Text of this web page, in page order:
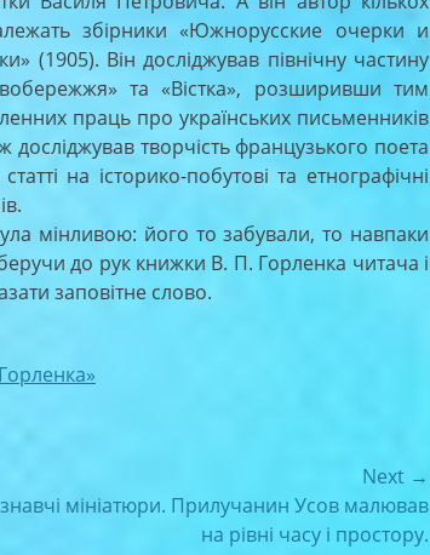
збірники «Южнорусские очерки и
(1905). Він досліджував північну частину
та «Вістка», розширивши тим
праць про українських письменників
творчість французького поета
на історико-побутові та етнографічні
мінливою: його то забували, то навпаки
до рук книжки В. П. Горленка читача і
заповітне слово.
Next →
мініатюри. Прилучанин Усов малював
на рівні часу і простору.